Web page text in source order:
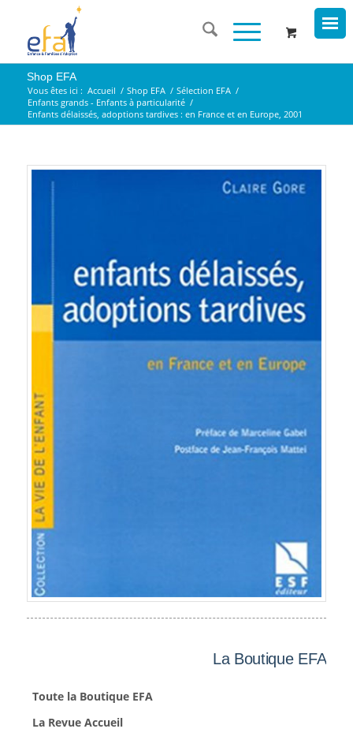
Shop EFA
Vous êtes ici : Accueil / Shop EFA / Sélection EFA /
Enfants grands - Enfants à particularité /
Enfants délaissés, adoptions tardives : en France et en Europe, 2001
La Boutique EFA
Toute la Boutique EFA
La Revue Accueil